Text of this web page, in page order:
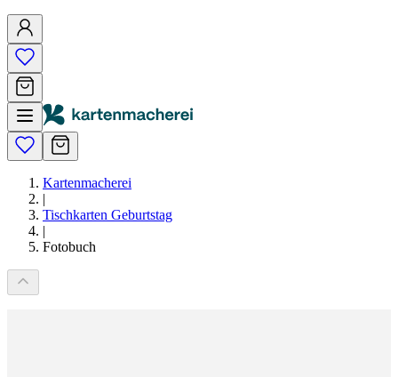
Kartenmacherei
|
Tischkarten Geburtstag
|
Fotobuch